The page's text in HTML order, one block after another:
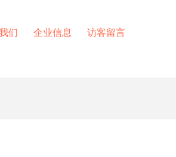
们 企业信息 访客留言